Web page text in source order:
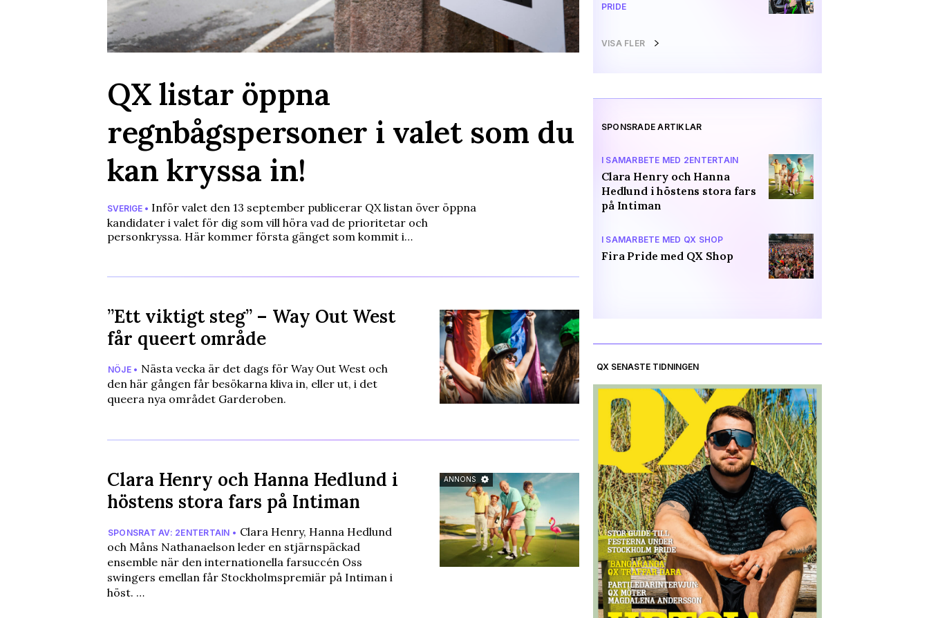
QX listar öppna
regnbågspersoner i valet som du
kan kryssa in!
SVERIGE • Inför valet den 13 september publicerar QX listan över öppna
kandidater i valet för dig som vill höra vad de prioritetar och
personkryssa. Här kommer första gänget som kommit i…
”Ett viktigt steg” – Way Out West
får queert område
NÖJE • Nästa vecka är det dags för Way Out West och
den här gången får besökarna kliva in, eller ut, i det
queera nya området Garderoben.
ANNONS
Clara Henry och Hanna Hedlund i
höstens stora fars på Intiman
SPONSRAT AV: 2ENTERTAIN • Clara Henry, Hanna Hedlund
och Måns Nathanaelson leder en stjärnspäckad
ensemble när den internationella farsuccén Oss
swingers emellan får Stockholmspremiär på Intiman i
höst. …
PRIDE
VISA FLER
SPONSRADE ARTIKLAR
I SAMARBETE MED 2ENTERTAIN
Clara Henry och Hanna
Hedlund i höstens stora fars
på Intiman
I SAMARBETE MED QX SHOP
Fira Pride med QX Shop
QX SENASTE TIDNINGEN